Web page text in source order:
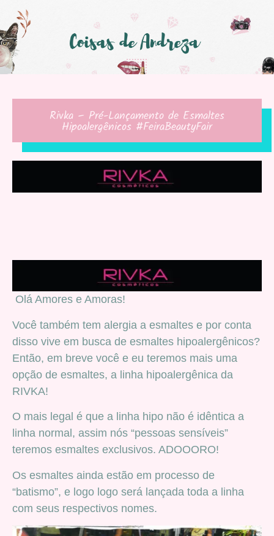
Rivka – Pré-Lançamento de Esmaltes
Hipoalergênicos #FeiraBeautyFair
Olá Amores e Amoras!
Você também tem alergia a esmaltes e por conta
disso vive em busca de esmaltes hipoalergênicos?
Então, em breve você e eu teremos mais uma
opção de esmaltes, a linha hipoalergênica da
RIVKA!
O mais legal é que a linha hipo não é idêntica a
linha normal, assim nós “pessoas sensíveis”
teremos esmaltes exclusivos. ADOOORO!
Os esmaltes ainda estão em processo de
“batismo”, e logo logo será lançada toda a linha
com seus respectivos nomes.